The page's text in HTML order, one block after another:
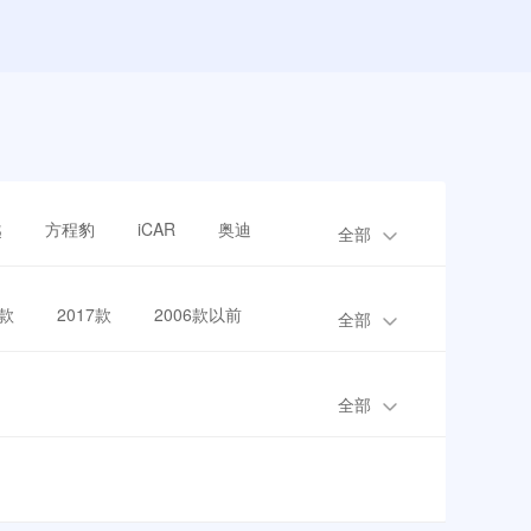
方程豹 iCAR 奥迪 全部
2017款 2006款以前 全部
全部